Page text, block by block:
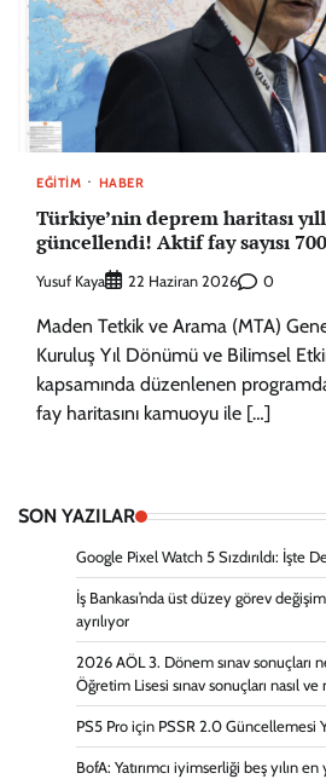
EĞITIM HABER
Türkiye’nin deprem haritası
güncellendi! Aktif fay sayısı
Yusuf Kaya 22 Haziran 2026 0
Maden Tetkik ve Arama (MTA)
Kuruluş Yıl Dönümü ve Bilimsel
kapsamında düzenlenen
fay haritasını kamuoyu ile […]
SON YAZILAR
Google Pixel Watch 5 Sızdırıldı: İşte
İş Bankası’nda üst düzey görev
ayrılıyor
2026 AÖL 3. Dönem sınav sonuçları
Öğretim Lisesi sınav sonuçları nasıl
PS5 Pro için PSSR 2.0 Güncellemesi
BofA: Yatırımcı iyimserliği beş yılın